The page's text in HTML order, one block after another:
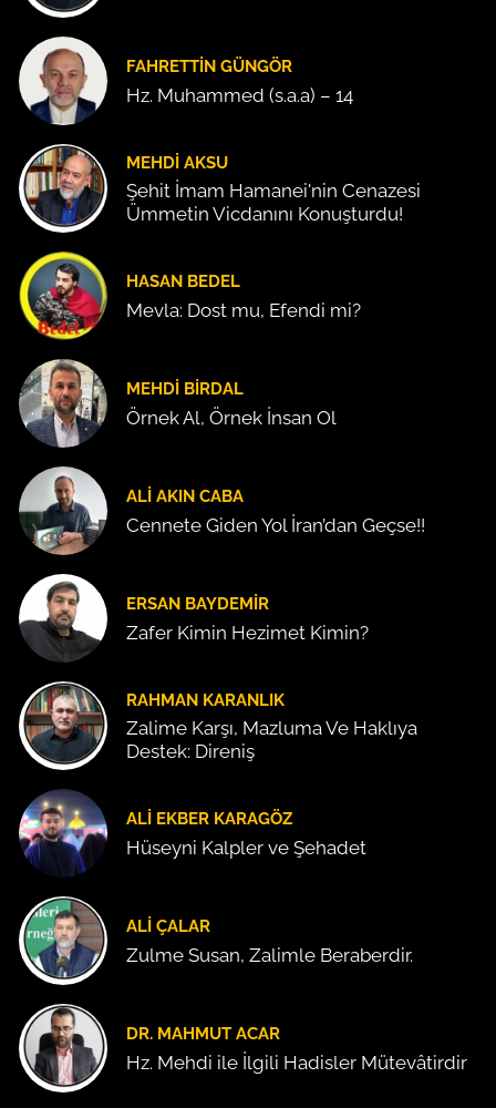
FAHRETTIN GÜNGÖR
Hz. Muhammed (s.a.a) – 14
MEHDI AKSU
Şehit İmam Hamanei'nin Cenazesi
Ümmetin Vicdanını Konuşturdu!
HASAN BEDEL
Mevla: Dost mu, Efendi mi?
MEHDI BIRDAL
Örnek Al, Örnek İnsan Ol
ALI AKIN CABA
Cennete Giden Yol İran’dan Geçse!!
ERSAN BAYDEMIR
Zafer Kimin Hezimet Kimin?
RAHMAN KARANLIK
Zalime Karşı, Mazluma Ve Haklıya
Destek: Direniş
ALI EKBER KARAGÖZ
Hüseyni Kalpler ve Şehadet
ALI ÇALAR
Zulme Susan, Zalimle Beraberdir.
DR. MAHMUT ACAR
Hz. Mehdi ile İlgili Hadisler Mütevâtirdir